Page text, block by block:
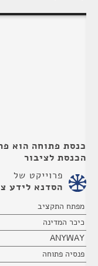
כנסת פתוחה הוא
הכנסת לציבור
פרוייקט של
הסדנא לידע
מפתח התקציב
כיכר המדינה
ANYWAY
פנסיה פתוחה